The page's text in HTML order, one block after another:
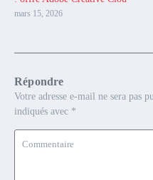
mars 15, 2026
Répondre
Votre adresse e-mail ne sera pas
indiqués avec *